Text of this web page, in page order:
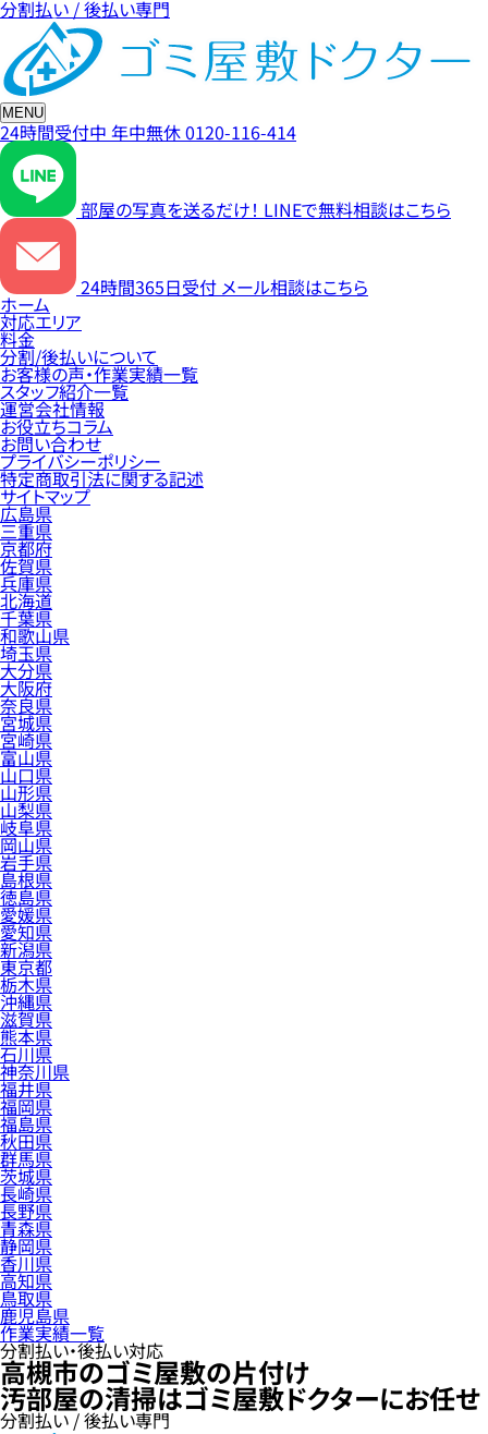
分割払い / 後払い専門
MENU
24時間受付中 年中無休0120-116-414
部屋の写真を送るだけ！ LINEで無料相談はこちら
24時間365日受付 メール相談はこちら
ホーム
対応エリア
料金
分割/後払いについて
お客様の声・作業実績一覧
スタッフ紹介一覧
運営会社情報
お役立ちコラム
お問い合わせ
プライバシーポリシー
特定商取引法に関する記述
サイトマップ
広島県
三重県
京都府
佐賀県
兵庫県
北海道
千葉県
和歌山県
埼玉県
大分県
大阪府
奈良県
宮城県
宮崎県
富山県
山口県
山形県
山梨県
岐阜県
岡山県
岩手県
島根県
徳島県
愛媛県
愛知県
新潟県
東京都
栃木県
沖縄県
滋賀県
熊本県
石川県
神奈川県
福井県
福岡県
福島県
秋田県
群馬県
茨城県
長崎県
長野県
青森県
静岡県
香川県
高知県
鳥取県
鹿児島県
作業実績一覧
分割払い・後払い対応
高槻市のゴミ屋敷の片付け
汚部屋の清掃はゴミ屋敷ドクターにお任せ
分割払い / 後払い専門